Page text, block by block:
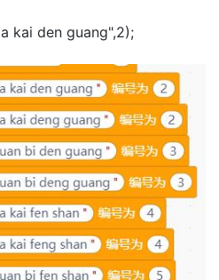
kai den guang",2);